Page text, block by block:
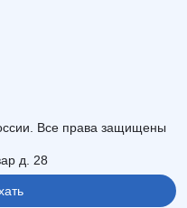
Все права защищены
д. 28